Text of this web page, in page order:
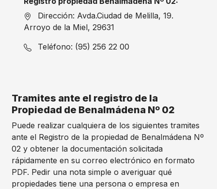
Dirección: Avda.Ciudad de Melilla, 19.
Arroyo de la Miel, 29631
Teléfono: (95) 256 22 00
Tramites ante el registro de la
Propiedad de Benalmádena Nº 02
Puede realizar cualquiera de los siguientes tramites
ante el Registro de la propiedad de Benalmádena Nº
02 y obtener la documentación solicitada
rápidamente en su correo electrónico en formato
PDF. Pedir una nota simple o averiguar qué
propiedades tiene una persona o empresa en